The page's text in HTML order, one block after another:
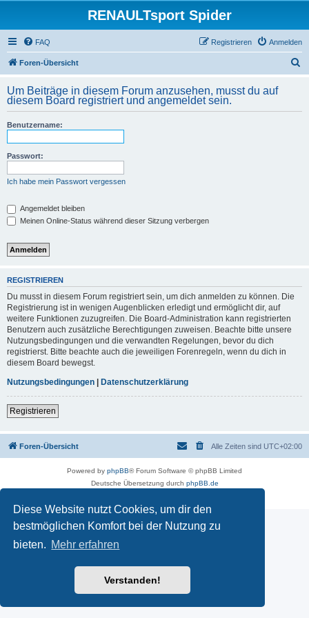
Diese Website nutzt Cookies, um dir den
bestmöglichen Komfort bei der Nutzung zu
bieten. Mehr erfahren
Verstanden!
RENAULTsport Spider
FAQ Anmelden
Registrieren
Foren-Übersicht
h
Um Beiträge in diesem Forum anzusehen, musst du auf
diesem Board registriert und angemeldet sein.
Benutzername:
Passwort:
Ich habe mein Passwort vergessen
Angemeldet bleiben
Meinen Online-Status während dieser Sitzung verbergen
REGISTRIEREN
Du musst in diesem Forum registriert sein, um dich anmelden zu können. Die
Registrierung ist in wenigen Augenblicken erledigt und ermöglicht dir, auf
weitere Funktionen zuzugreifen. Die Board-Administration kann registrierten
Benutzern auch zusätzliche Berechtigungen zuweisen. Beachte bitte unsere
Nutzungsbedingungen und die verwandten Regelungen, bevor du dich
registrierst. Bitte beachte auch die jeweiligen Forenregeln, wenn du dich in
diesem Board bewegst.
Nutzungsbedingungen | Datenschutzerklärung
Registrieren
Foren-Übersicht Alle Zeiten sind UTC+02:00
Powered by phpBB® Forum Software © phpBB Limited
Deutsche Übersetzung durch phpBB.de